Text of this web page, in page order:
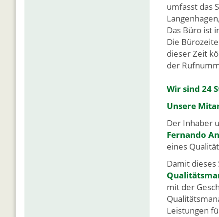
umfasst das
Das Büro ist
Die
dieser Zeit
der
Wir sind 24
Unsere
Der Inhaber
Fernando
eines
Damit
mit der
Leistungen